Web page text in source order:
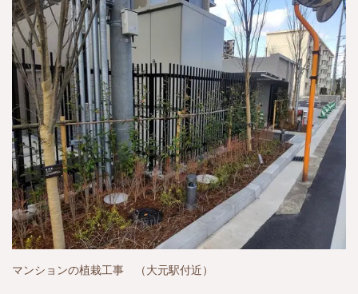
マンションの植栽工事 （大元駅付近）